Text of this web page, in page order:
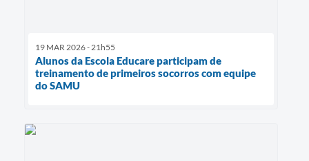
19 MAR 2026 - 21h55
Alunos da Escola Educare participam de
treinamento de primeiros socorros com equipe
do SAMU